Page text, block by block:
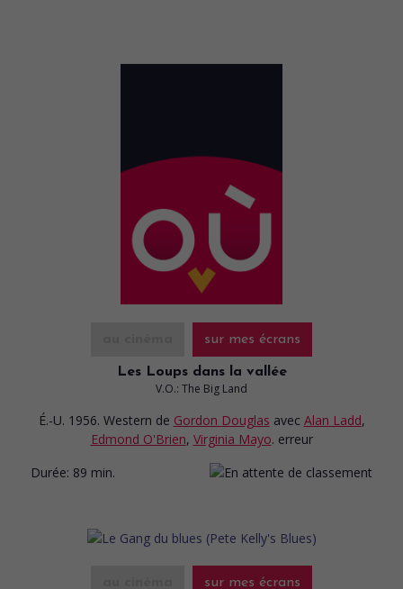
sur mes écrans
Les Loups dans la vallée
V.O.: The Big Land
É.-U. 1956. Western de Gordon Douglas avec Alan Ladd,
Edmond O'Brien, Virginia Mayo. erreur
Durée: 89 min.
sur mes écrans